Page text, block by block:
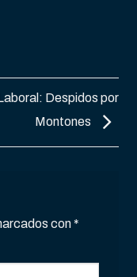
Despidos por
Montones
con*